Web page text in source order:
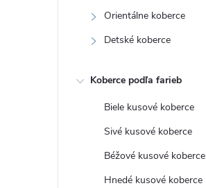
Orientálne koberce
Detské koberce
Koberce podľa farieb
Biele kusové koberce
Sivé kusové koberce
Béžové kusové koberce
Hnedé kusové koberce